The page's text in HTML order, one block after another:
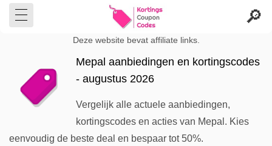
Deze website bevat affiliate links.
Mepal aanbiedingen en kortingscodes
- augustus 2026
Vergelijk alle actuele aanbiedingen,
kortingscodes en acties van Mepal. Kies
eenvoudig de beste deal en bespaar tot 50%.